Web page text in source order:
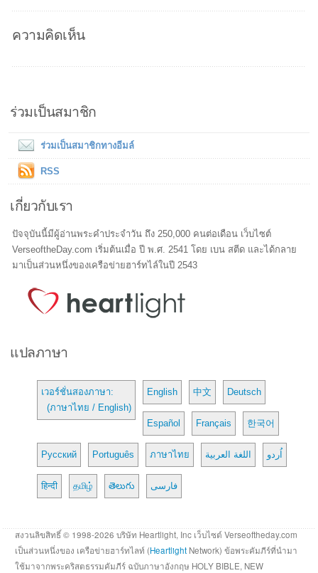
ความคิดเห็น
ร่วมเป็นสมาชิก
ร่วมเป็นสมาชิกทางอีมล์
RSS
เกี่ยวกับเรา
ปัจจุบันนี้มีผู้อ่านพระคำประจำวัน ถึง 250,000 คนต่อเดือน เว็บไซต์
VerseoftheDay.com เริ่มต้นเมื่อ ปี พ.ศ. 2541 โดย เบน สตีด และได้กลาย
มาเป็นส่วนหนึ่งของเครือข่ายฮาร์ทไล์ในปี 2543
แปลภาษา
เวอร์ชั่นสองภาษา:
(ภาษาไทย / English)
English 中文 Deutsch
Español Français 한국어
Русский Português ภาษาไทย اللغة العربية اُردو
हिन्दी தமிழ் తెలుగు فارسی
สงวนลิขสิทธิ์ © 1998-2026 บริษัท Heartlight, Inc เว็บไซต์ Verseoftheday.com
เป็นส่วนหนึ่งของ เครือข่ายฮาร์ทไลท์ (Heartlight Network) ข้อพระคัมภีร์ที่นำมา
ใช้มาจากพระคริสตธรรมคัมภีร์ ฉบับภาษาอังกฤษ HOLY BIBLE, NEW